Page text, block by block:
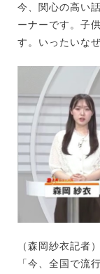
今、関心の高い
ーナーです。子
す。いったいな
（森岡紗衣記者）
「今、全国で流